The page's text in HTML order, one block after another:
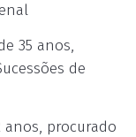
35 anos,
de
anos, procurado